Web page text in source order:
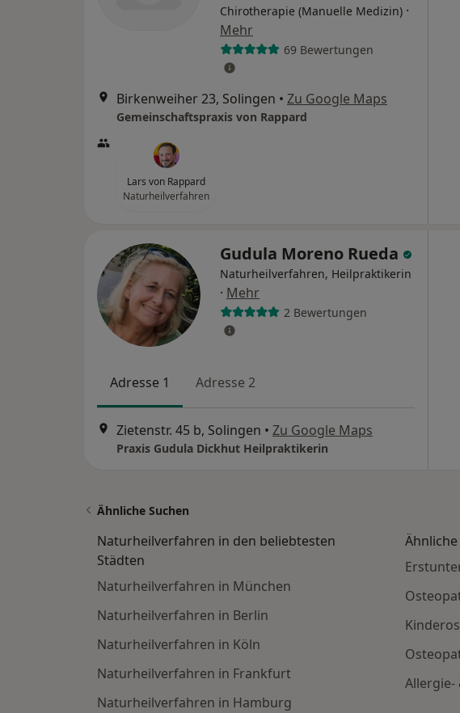
Chirotherapie (Manuelle Medizin) ·
Mehr
69 Bewertungen
Birkenweiher 23, Solingen • Zu Google Maps
Gemeinschaftspraxis von Rappard
Lars von Rappard
Naturheilverfahren
Gudula Moreno Rueda
Naturheilverfahren, Heilpraktikerin
· Mehr
2 Bewertungen
Adresse 1 Adresse 2
Zietenstr. 45 b, Solingen • Zu Google Maps
Praxis Gudula Dickhut Heilpraktikerin
Ähnliche Suchen
Naturheilverfahren in den beliebtesten
Städten
Naturheilverfahren in München
Naturheilverfahren in Berlin
Naturheilverfahren in Köln
Naturheilverfahren in Frankfurt
Naturheilverfahren in Hamburg
Allergie-